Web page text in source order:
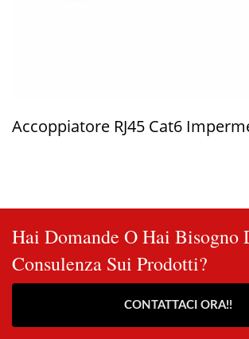
Accoppiatore RJ45 Cat6
Hai Domande O Hai Bisogno
Consulenza Sui Prodotti?
CONTATTACI ORA!!